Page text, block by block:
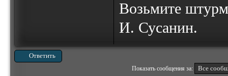
Возьмите
И. Сусанин.
Ответить
Показать сообщения за: